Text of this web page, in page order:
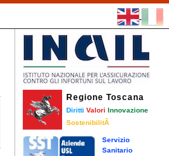
Regione Toscana
Diritti Valori Innovazione
SostenibilitÃ
Servizio
Sanitario